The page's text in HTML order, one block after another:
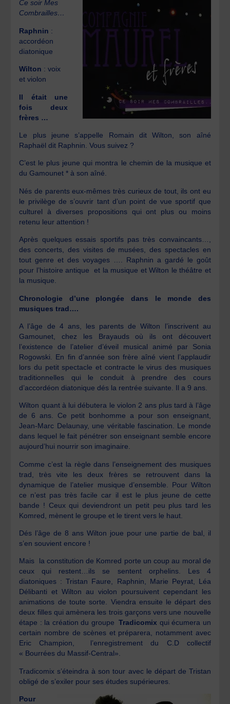
Ce soir Mes
Combrailles…
Raphnin :
accordéon
diatonique
Wilton : voix
et violon
Il était une
fois deux
frères …
Le plus jeune s’appelle Romain dit Wilton, son aîné
Raphaël dit Raphnin. Vous suivez ?
C’est le plus jeune qui montra le chemin de la musique et
du Gamounet * à son aîné.
Nés de parents eux-mêmes très curieux de tout, ils ont eu
le privilège de s’ouvrir tant d’un point de vue sportif que
culturel à diverses propositions qui ont plus ou moins
retenu leur attention !
Après quelques essais sportifs pas très convaincants…,
des concerts, des visites de musées, des spectacles en
tout genre et des voyages …. Raphnin a gardé le goût
pour l’histoire antique et la musique et Wilton le théâtre et
la musique.
Chronologie d’une plongée dans le monde des
musiques trad….
A l’âge de 4 ans, les parents de Wilton l’inscrivent au
Gamounet, chez les Brayauds où ils ont découvert
l’existence de l’atelier d’éveil musical animé par Sonia
Rogowski. En fin d’année son frère aîné vient l’applaudir
lors du petit spectacle et contracte le virus des musiques
traditionnelles qui le conduit à prendre des cours
d’accordéon diatonique dés la rentrée suivante. Il a 9 ans.
Wilton quant à lui débutera le violon 2 ans plus tard à l’âge
de 6 ans. Ce petit bonhomme a pour son enseignant,
Jean-Marc Delaunay, une véritable fascination. Le monde
dans lequel le fait pénétrer son enseignant semble encore
aujourd’hui nourrir son imaginaire.
Comme c’est la règle dans l’enseignement des musiques
trad, très vite les deux frères se retrouvent dans la
dynamique de l’atelier musique d’ensemble. Pour Wilton
ce n’est pas très facile car il est le plus jeune de cette
bande ! Ceux qui deviendront un petit peu plus tard les
Komred, mènent le groupe et le tirent vers le haut.
Dés l’âge de 8 ans Wilton joue pour une partie de bal, il
s’en souvient encore !
Mais la constitution de Komred porte un coup au moral de
ceux qui restent…ils se sentent orphelins. Les 4
diatoniques : Tristan Faure, Raphnin, Marie Peyrat, Léa
Délibanti et Wilton au violon poursuivent cependant les
animations de toute sorte. Viendra ensuite le départ des
deux filles qui amènera les trois garçons vers une nouvelle
étape : la création du groupeTradicomix qui écumera un
certain nombre de scènes et préparera, notamment avec
Eric Champion, l’enregistrement du C.D collectif
« Bourrées du Massif-Central».
Tradicomix s’éteindra à son tour avec le départ de Tristan
obligé de s’exiler pour ses études supérieures.
Pour